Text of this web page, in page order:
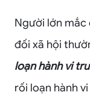
Người lớn mắc
đối xã hội
loạn hành vi
rối loạn hành